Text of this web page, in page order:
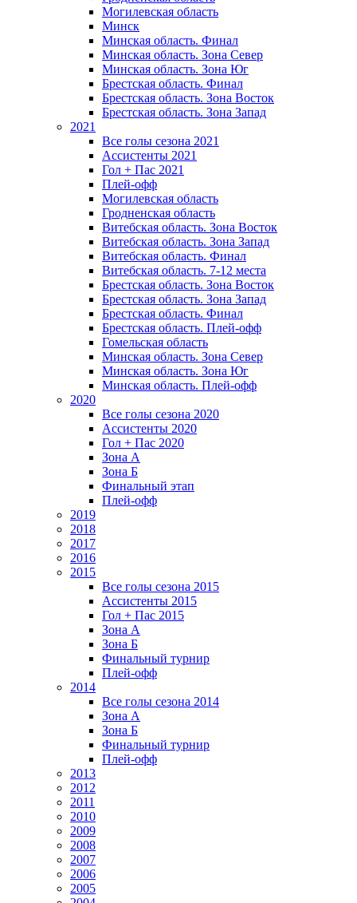
Могилевская область
Минск
Mинская область. Финал
Минская область. Зона Север
Минская область. Зона Юг
Брестская область. Финал
Брестская область. Зона Восток
Брестская область. Зона Запад
2021
Все голы сезона 2021
Ассистенты 2021
Гол + Пас 2021
Плей-офф
Могилевская область
Гродненская область
Витебская область. Зона Восток
Витебская область. Зона Запад
Витебская область. Финал
Витебская область. 7-12 места
Брестская область. Зона Восток
Брестская область. Зона Запад
Брестская область. Финал
Брестская область. Плей-офф
Гомельская область
Минская область. Зона Север
Минская область. Зона Юг
Минская область. Плей-офф
2020
Все голы сезона 2020
Ассистенты 2020
Гол + Пас 2020
Зона А
Зона Б
Финальный этап
Плей-офф
2019
2018
2017
2016
2015
Все голы сезона 2015
Ассистенты 2015
Гол + Пас 2015
Зона А
Зона Б
Финальный турнир
Плей-офф
2014
Все голы сезона 2014
Зона А
Зона Б
Финальный турнир
Плей-офф
2013
2012
2011
2010
2009
2008
2007
2006
2005